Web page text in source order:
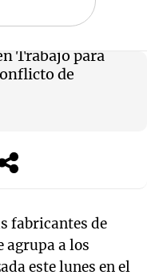
Trabajo para
de
fabricantes de
agrupa a los
este lunes en el